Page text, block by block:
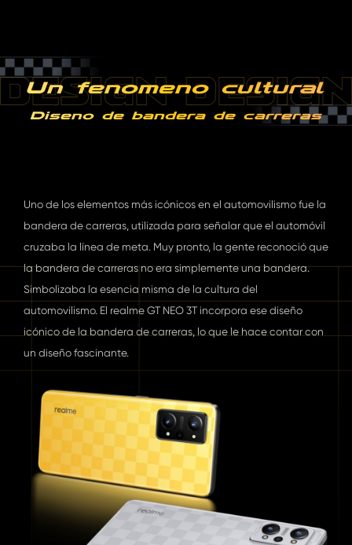
Un fenómeno cultural
Diseño de bandera de carreras
Uno de los elementos más icónicos en el automovilismo fue la
bandera de carreras, utilizada para señalar que el automóvil
cruzaba la línea de meta. Muy pronto, la gente reconoció que
la bandera de carreras no era simplemente una bandera.
Simbolizaba la esencia misma de la cultura del
automovilismo. El realme GT NEO 3T incorpora ese diseño
icónico de la bandera de carreras, lo que le hace contar con
un diseño fascinante.